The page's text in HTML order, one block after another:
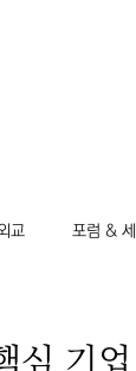
교 포럼 &
심 기